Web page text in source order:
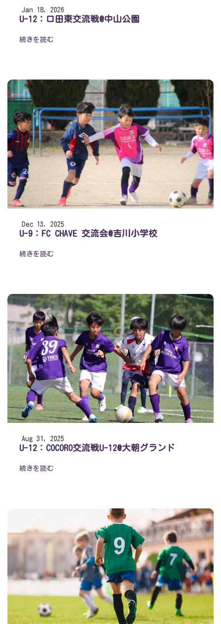
Jan 18, 2026
U-12：口田東交流戦@中山公園
続きを読む
Dec 13, 2025
U-9：FC CHAVE 交流会@吉川小学校
続きを読む
Aug 31, 2025
U-12：COCORO交流戦U-12@大朝グランド
続きを読む